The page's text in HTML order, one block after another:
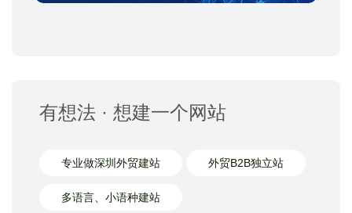
有想法 · 想建一个网站
专业做深圳外贸建站 外贸B2B独立站
多语言、小语种建站